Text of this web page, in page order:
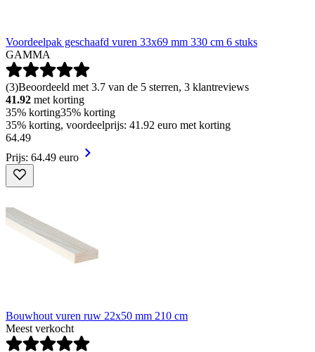
Voordeelpak geschaafd vuren 33x69 mm 330 cm 6 stuks
GAMMA
(3)Beoordeeld met 3.7 van de 5 sterren, 3 klantreviews
41.92 met korting
35% korting35% korting
35% korting, voordeelprijs: 41.92 euro met korting
64.49
Prijs: 64.49 euro
Bouwhout vuren ruw 22x50 mm 210 cm
Meest verkocht